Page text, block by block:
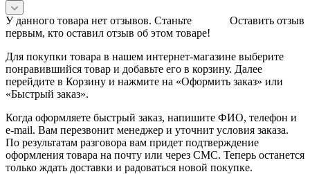
Оставить отзыв
У данного товара нет отзывов. Станьте
первым, кто оставил отзыв об этом товаре!
Для покупки товара в нашем интернет-магазине выберите
понравившийся товар и добавьте его в корзину. Далее
перейдите в Корзину и нажмите на «Оформить заказ» или
«Быстрый заказ».
Когда оформляете быстрый заказ, напишите ФИО, телефон и
e-mail. Вам перезвонит менеджер и уточнит условия заказа.
По результатам разговора вам придет подтверждение
оформления товара на почту или через СМС. Теперь останется
только ждать доставки и радоваться новой покупке.